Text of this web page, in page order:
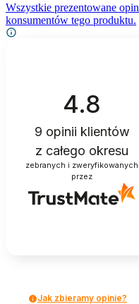
Wszystkie prezentowane
konsumentów tego produktu.
4.8
9 opinii klientów
z całego okresu
zebranych i zweryfikowanych
przez
Jak zbieramy opinie?